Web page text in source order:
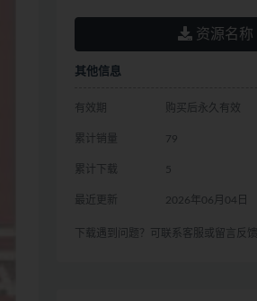
资源名称
其他信息
有效期 购买后永久有效
累计销量 79
累计下载 5
最近更新 2026年06月04日
下载遇到问题？可联系客服或留言反馈